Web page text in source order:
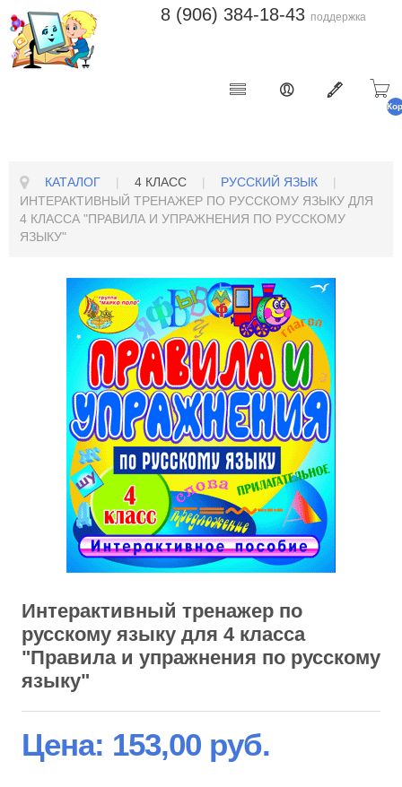
8 (906) 384-18-43 поддержка
КАТАЛОГ | 4 КЛАСС | РУССКИЙ ЯЗЫК
|
ИНТЕРАКТИВНЫЙ ТРЕНАЖЕР ПО РУССКОМУ ЯЗЫКУ ДЛЯ
4 КЛАССА "ПРАВИЛА И УПРАЖНЕНИЯ ПО РУССКОМУ
ЯЗЫКУ"
Интерактивный тренажер по
русскому языку для 4 класса
"Правила и упражнения по русскому
языку"
Цена: 153,00 руб.